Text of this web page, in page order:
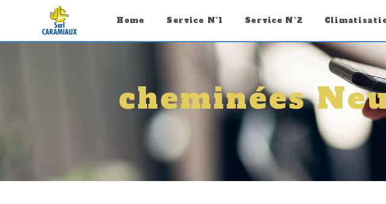
Panneau de gestion des cookies
Home Service N°1 Service N°2
cheminées